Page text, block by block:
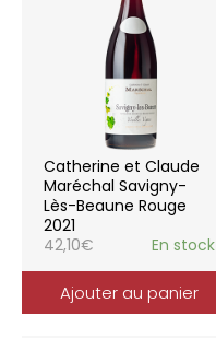
Catherine et Claude
Maréchal Savigny-
Lès-Beaune Rouge
2021
42,10€ En stock
Ajouter au panier